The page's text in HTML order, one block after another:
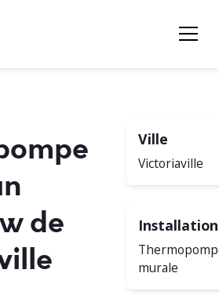
de
Ville
Victoriaville
Installation
murale